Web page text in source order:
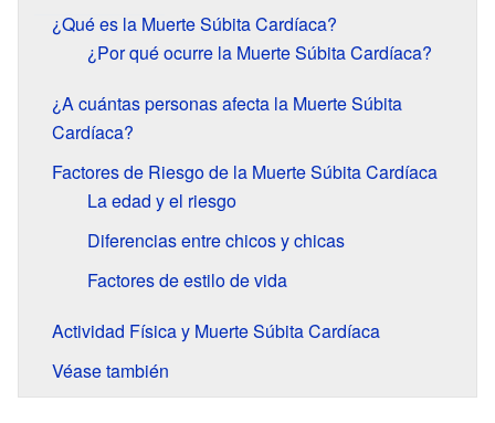
¿Qué es la Muerte Súbita Cardíaca?
¿Por qué ocurre la Muerte Súbita Cardíaca?
¿A cuántas personas afecta la Muerte Súbita
Cardíaca?
Factores de Riesgo de la Muerte Súbita Cardíaca
La edad y el riesgo
Diferencias entre chicos y chicas
Factores de estilo de vida
Actividad Física y Muerte Súbita Cardíaca
Véase también